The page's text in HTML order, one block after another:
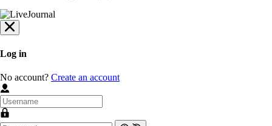
Log in
No account? Create an account